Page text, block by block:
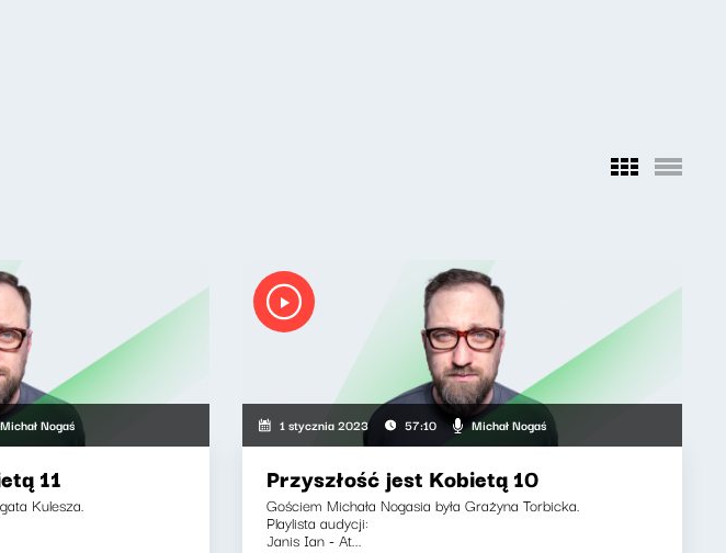
Michał Nogaś
11
Kulesza.
1 stycznia 2023 57:10 Michał Nogaś
Przyszłość jest Kobietą 10
Gościem Michała Nogasia była Grażyna Torbicka.
Playlista audycji:
Janis Ian - At...